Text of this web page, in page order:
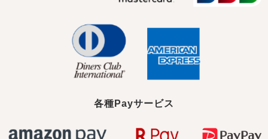
各種Payサービス